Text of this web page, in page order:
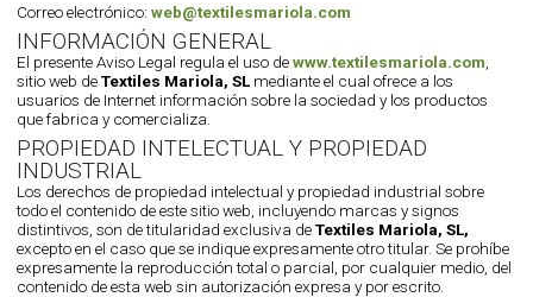
Correo electrónico: web@textilesmariola.com
INFORMACIÓN GENERAL
El presente Aviso Legal regula el uso dewww.textilesmariola.com
sitio web deTextiles Mariola, SLmediante el cual ofrece a los
usuarios de Internet información sobre la sociedad y los productos
que fabrica y comercializa.
PROPIEDAD INTELECTUAL Y PROPIEDAD
INDUSTRIAL
Los derechos de propiedad intelectual y propiedad industrial sobre
todo el contenido de este sitio web, incluyendo marcas y signos
distintivos, son de titularidad exclusiva deTextiles Mariola, SL,
excepto en el caso que se indique expresamente otro titular. Se prohíbe
expresamente la reproducción total o parcial, por cualquier medio, del
contenido de esta web sin autorización expresa y por escrito.